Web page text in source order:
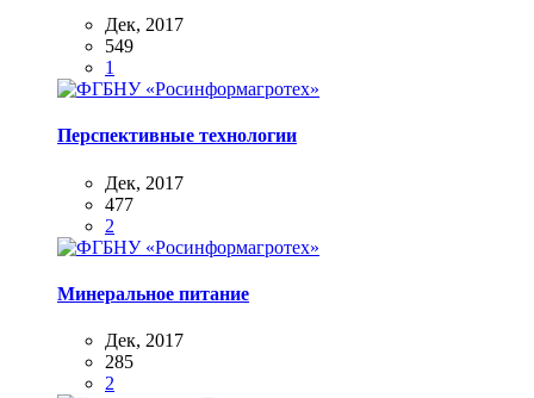
Дек, 2017
549
1
Перспективные технологии
Дек, 2017
477
2
Минеральное питание
Дек, 2017
285
2